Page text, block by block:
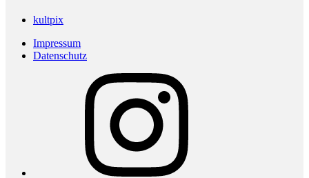
kultpix
Impressum
Datenschutz